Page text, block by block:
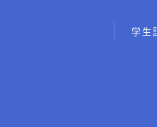
学生